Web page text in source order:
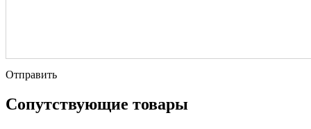
Отправить
Сопутствующие товары